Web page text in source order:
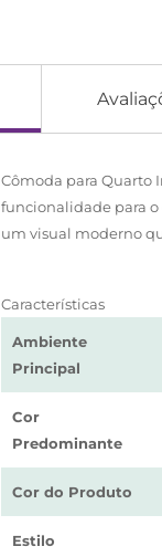
Cômoda para Quarto
funcionalidade para
um visual moderno
Características
Ambiente
Principal
Cor
Predominante
Cor do Produto
Estilo